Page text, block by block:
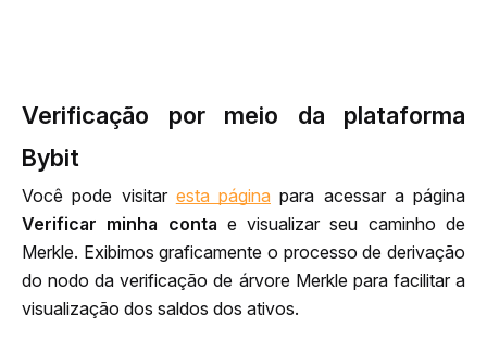
Verificação por meio da plataforma
Bybit
Você pode visitar esta página
Verificar minha conta e visualizar seu caminho de
Merkle. Exibimos graficamente o processo de derivação
do nodo da verificação de árvore Merkle para facilitar a
visualização dos saldos dos ativos.